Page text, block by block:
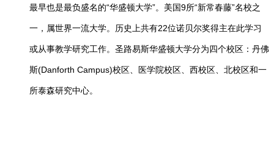
最早也是最负盛名的“华盛顿大学”。美国9所“新常春藤”名校之
一，属世界一流大学。历史上共有22位诺贝尔奖得主在此学习
或从事教学研究工作。圣路易斯华盛顿大学分为四个校区：丹佛
斯(Danforth Campus)校区、医学院校区、西校区、北校区和一
所泰森研究中心。